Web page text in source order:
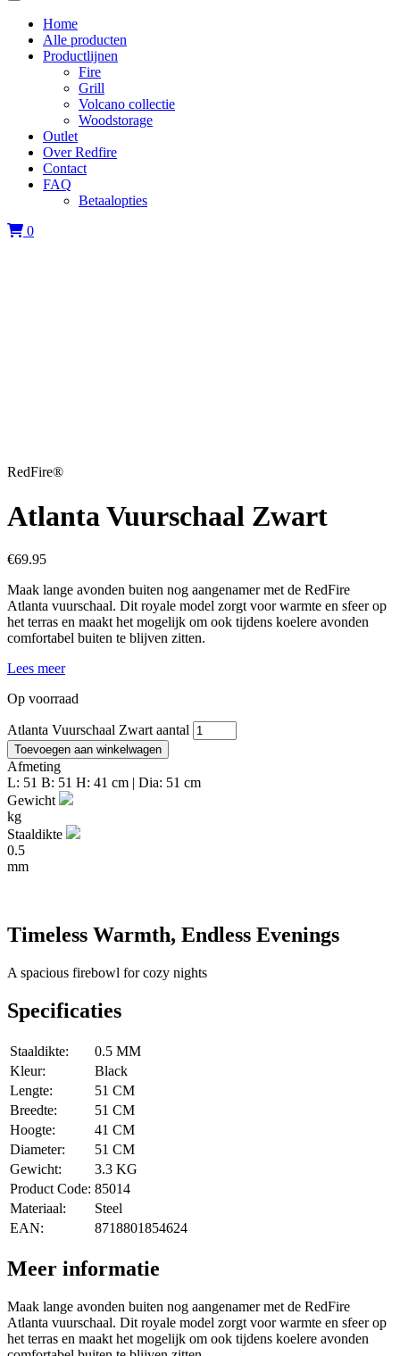
Home
Alle producten
Productlijnen
Fire
Grill
Volcano collectie
Woodstorage
Outlet
Over Redfire
Contact
FAQ
Betaalopties
0
RedFire®
Atlanta Vuurschaal Zwart
€69.95
Maak lange avonden buiten nog aangenamer met de RedFire
Atlanta vuurschaal. Dit royale model zorgt voor warmte en sfeer op
het terras en maakt het mogelijk om ook tijdens koelere avonden
comfortabel buiten te blijven zitten.
Lees meer
Op voorraad
Atlanta Vuurschaal Zwart aantal
Toevoegen aan winkelwagen
Afmeting
L: 51 B: 51 H: 41 cm | Dia: 51 cm
Gewicht
kg
Staaldikte
0.5
mm
Timeless Warmth, Endless Evenings
A spacious firebowl for cozy nights
Specificaties
Staaldikte:
0.5 MM
Kleur:
Black
Lengte:
51 CM
Breedte:
51 CM
Hoogte:
41 CM
Diameter:
51 CM
Gewicht:
3.3 KG
Product Code: 85014
Materiaal:
Steel
EAN:
8718801854624
Meer informatie
Maak lange avonden buiten nog aangenamer met de RedFire
Atlanta vuurschaal. Dit royale model zorgt voor warmte en sfeer op
het terras en maakt het mogelijk om ook tijdens koelere avonden